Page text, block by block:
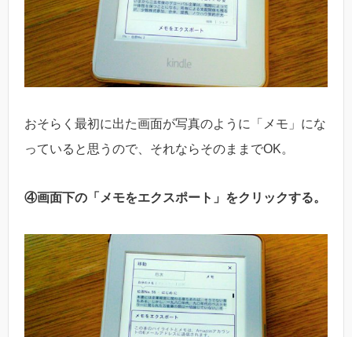
おそらく最初に出た画面が写真のように「メモ」にな
っていると思うので、それならそのままでOK。
④画面下の「メモをエクスポート」をクリックする。